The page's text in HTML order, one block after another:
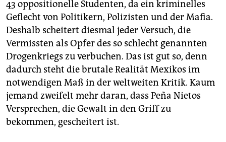
43 oppositionelle Studenten, da ein kriminelles
Geflecht von Politikern, Polizisten und der Mafia.
Deshalb scheitert diesmal jeder Versuch, die
Vermissten als Opfer des so schlecht genannten
Drogenkriegs zu verbuchen. Das ist gut so, denn
dadurch steht die brutale Realität Mexikos im
notwendigen Maß in der weltweiten Kritik. Kaum
jemand zweifelt mehr daran, dass Peña Nietos
Versprechen, die Gewalt in den Griff zu
bekommen, gescheitert ist.